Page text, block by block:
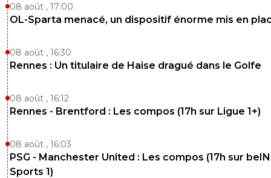
ouais c'est ça...
08 août , 17:00
OL-Sparta menacé, un dispositif énorme mis en
08 août , 16:30
Rennes : Un titulaire de Haise dragué dans le Golfe
08 août , 16:12
Rennes - Brentford : Les compos (17h sur Ligue 1+)
08 août , 16:03
PSG - Manchester United : Les compos (17h sur beIN
Sports 1)